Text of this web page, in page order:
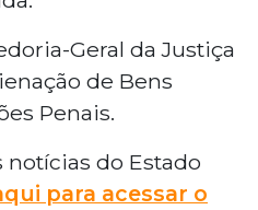
Geral da Justiça
de Bens
Penais.
notícias do Estado
para acessar o